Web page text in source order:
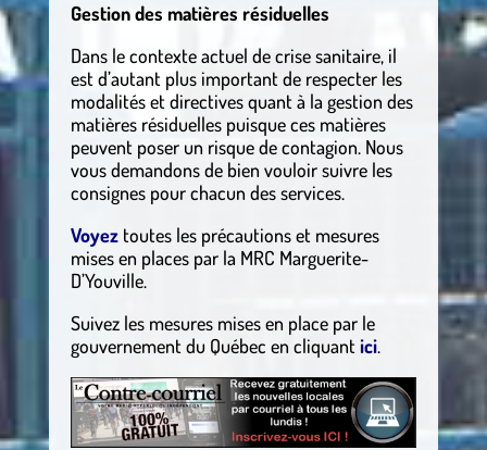
Gestion des matières résiduelles
Dans le contexte actuel de crise sanitaire, il
est d’autant plus important de respecter les
modalités et directives quant à la gestion des
matières résiduelles puisque ces matières
peuvent poser un risque de contagion. Nous
vous demandons de bien vouloir suivre les
consignes pour chacun des services.
Voyeztoutes les précautions et mesures
mises en places par la MRC Marguerite-
D’Youville.
Suivez les mesures mises en place par le
gouvernement du Québec en cliquant ici.